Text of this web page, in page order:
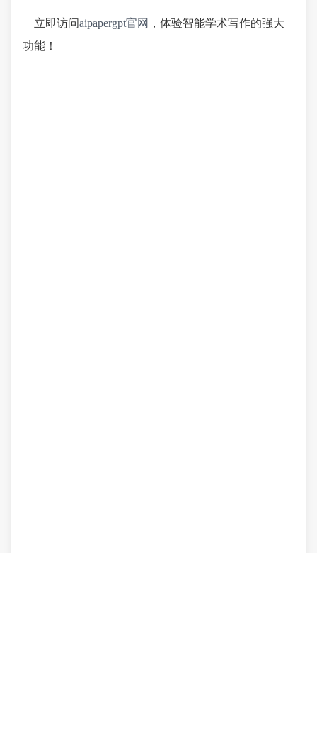
立即访问aipapergpt官网 ，体验智能学术写作的强大
功能！